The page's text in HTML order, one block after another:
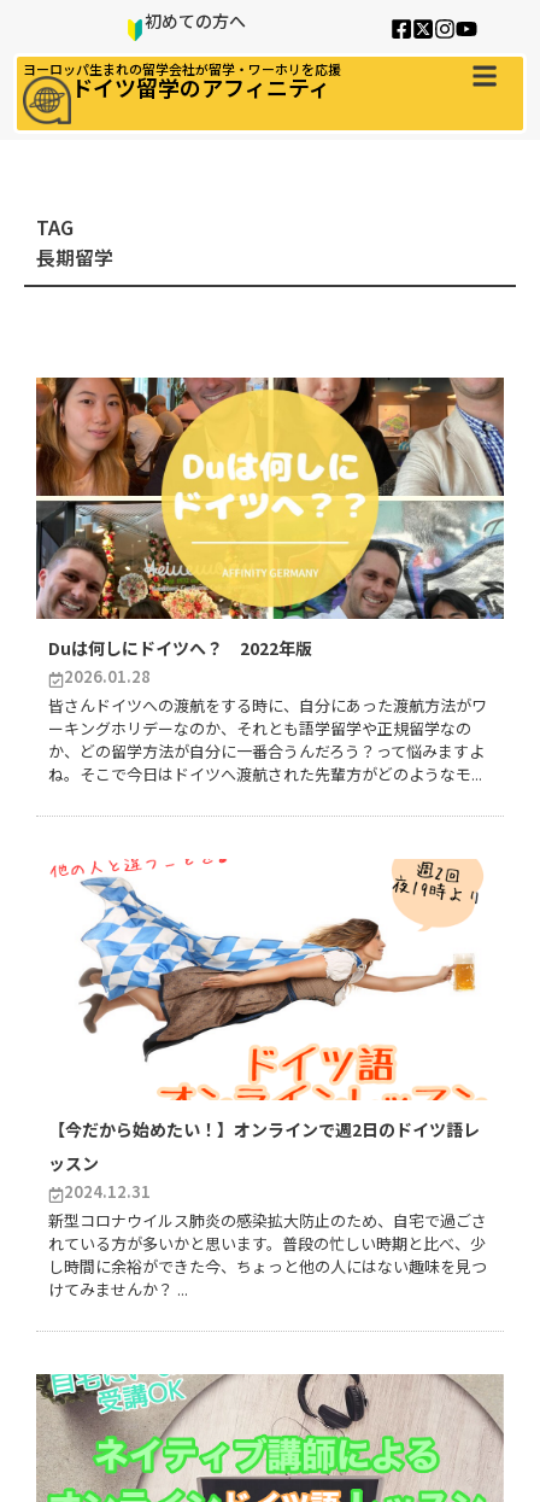
初めての方へ
ヨーロッパ生まれの留学会社が留学・ワーホリを応援
ドイツ留学のアフィニティ
TAG
長期留学
Duは何しにドイツへ？ 2022年版
2026.01.28
皆さんドイツへの渡航をする時に、自分にあった渡航方法がワ
ーキングホリデーなのか、それとも語学留学や正規留学なの
か、どの留学方法が自分に一番合うんだろう？って悩みますよ
ね。そこで今日はドイツへ渡航された先輩方がどのようなモ...
【今だから始めたい！】オンラインで週2日のドイツ語レ
ッスン
2024.12.31
新型コロナウイルス肺炎の感染拡大防止のため、自宅で過ごさ
れている方が多いかと思います。普段の忙しい時期と比べ、少
し時間に余裕ができた今、ちょっと他の人にはない趣味を見つ
けてみませんか？ ...